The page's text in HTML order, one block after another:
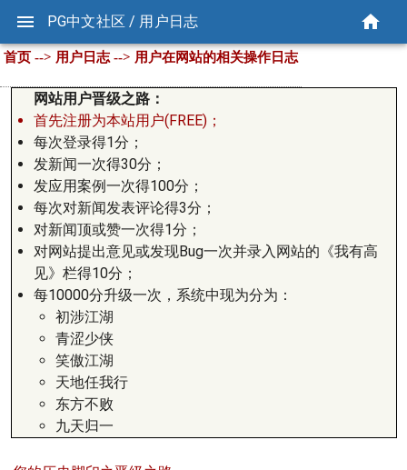
PG中文社区 / 用户日志
首页 --> 用户日志 --> 用户在网站的相关操作日志
网站用户晋级之路：
首先注册为本站用户(FREE)；
每次登录得1分；
发新闻一次得30分；
发应用案例一次得100分；
每次对新闻发表评论得3分；
对新闻顶或赞一次得1分；
对网站提出意见或发现Bug一次并录入网站的《我有高
见》栏得10分；
每10000分升级一次，系统中现为分为：
初涉江湖
青涩少侠
笑傲江湖
天地任我行
东方不败
九天归一